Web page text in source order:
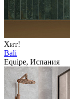
Хит!
Bali
Equipe, Испания